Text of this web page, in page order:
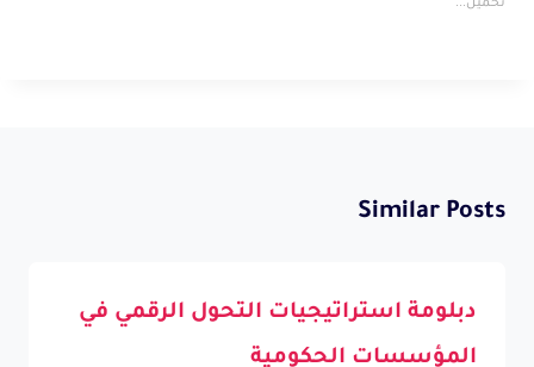
تحميل...
Similar Posts
دبلومة استراتيجيات التحول الرقمي في
المؤسسات الحكومية